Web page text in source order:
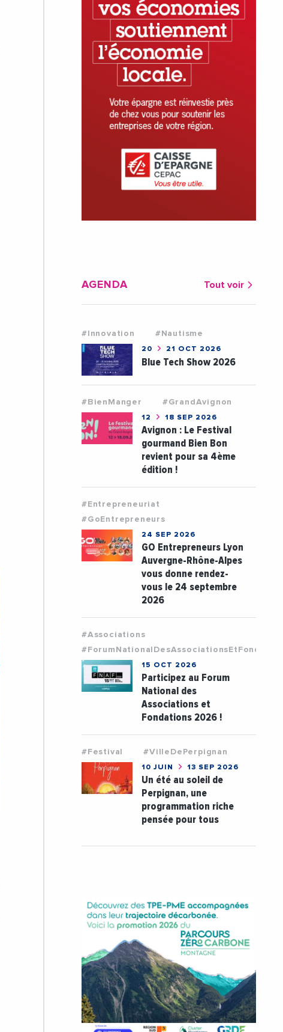
AGENDA Tout voir
#Innovation #Nautisme
20 21 OCT 2026
Blue Tech Show 2026
#BienManger #GrandAvignon
12 18 SEP 2026
Avignon : Le Festival
gourmand Bien Bon
revient pour sa 4ème
édition !
#Entrepreneuriat
#GoEntrepreneurs
24 SEP 2026
GO Entrepreneurs Lyon
Auvergne-Rhône-Alpes
vous donne rendez-
vous le 24 septembre
2026
#Associations
15 OCT 2026
Participez au Forum
National des
Associations et
Fondations 2026 !
#Festival #VilleDePerpignan
10 JUIN 13 SEP 2026
Un été au soleil de
Perpignan, une
programmation riche
pensée pour tous